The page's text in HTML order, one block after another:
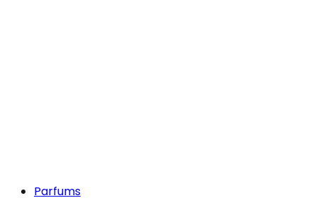
Parfums